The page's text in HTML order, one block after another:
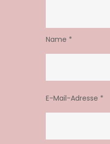
Name *
E-Mail-Adresse *